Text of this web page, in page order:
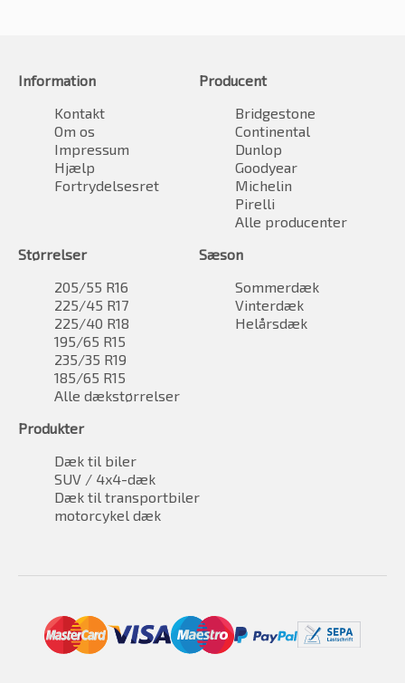
Information
Kontakt
Om os
Impressum
Hjælp
Fortrydelsesret
Producent
Bridgestone
Continental
Dunlop
Goodyear
Michelin
Pirelli
Alle producenter
Størrelser
205/55 R16
225/45 R17
225/40 R18
195/65 R15
235/35 R19
185/65 R15
Alle dækstørrelser
Sæson
Sommerdæk
Vinterdæk
Helårsdæk
Produkter
Dæk til biler
SUV / 4x4-dæk
Dæk til transportbiler
motorcykel dæk